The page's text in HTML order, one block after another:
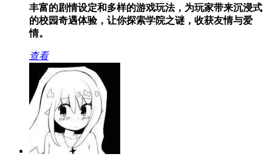
丰富的剧情设定和多样的游戏玩法，为玩家带来沉浸式
的校园奇遇体验，让你探索学院之谜，收获友情与爱
情。
查看